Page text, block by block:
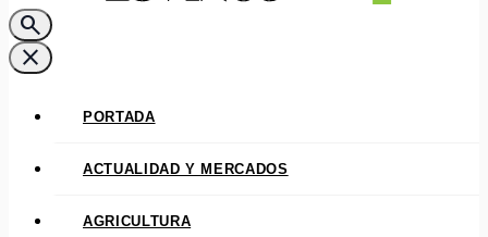
search
close
PORTADA
ACTUALIDAD Y MERCADOS
AGRICULTURA